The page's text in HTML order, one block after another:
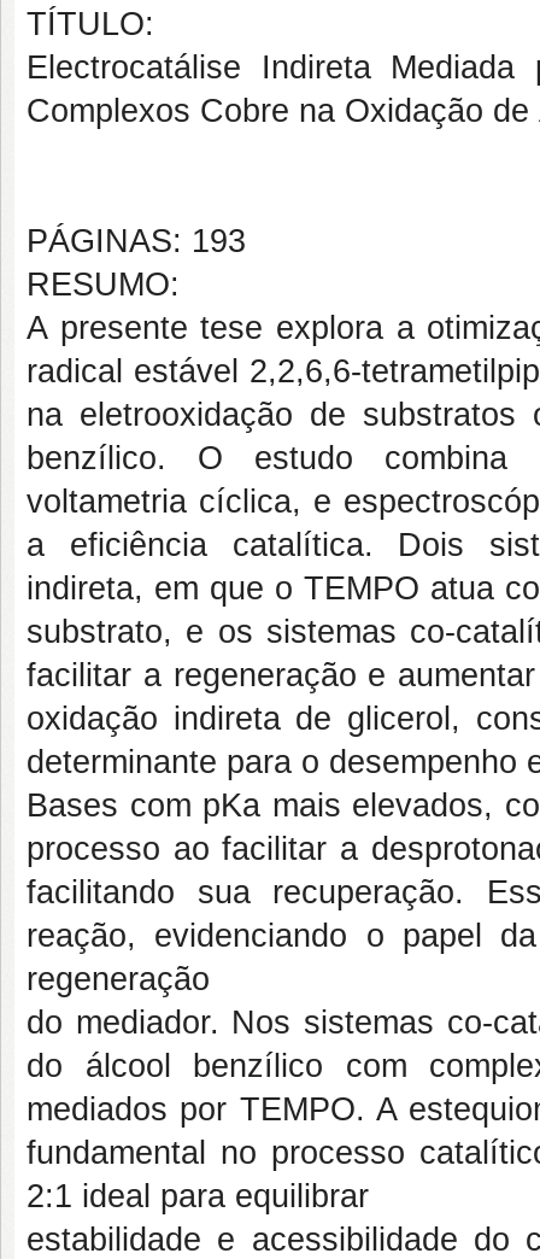
TÍTULO:
Electrocatálise Indireta
Complexos Cobre na Oxidação de
PÁGINAS: 193
RESUMO:
A presente tese explora a
radical estável 2,2,6,6-
na eletrooxidação de
benzílico. O estudo combina
voltametria cíclica, e
a eficiência catalítica. Dois
indireta, em que o TEMPO atua
substrato, e os sistemas co-
facilitar a regeneração e
oxidação indireta de glicerol,
determinante para o desempenho
Bases com pKa mais elevados,
processo ao facilitar a
facilitando sua recuperação.
reação, evidenciando o papel
regeneração
do mediador. Nos sistemas co-
do álcool benzílico com
mediados por TEMPO. A
fundamental no processo
2:1 ideal para equilibrar
estabilidade e acessibilidade do